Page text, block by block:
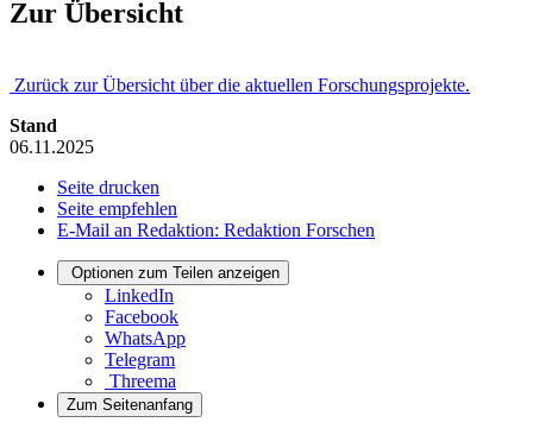
Zur Übersicht
Zurück zur Übersicht über die aktuellen Forschungsprojekte.
Stand
06.11.2025
Seite drucken
Seite empfehlen
E-Mail an Redaktion: Redaktion Forschen
Optionen zum Teilen anzeigen
LinkedIn
Facebook
WhatsApp
Telegram
Threema
Zum Seitenanfang